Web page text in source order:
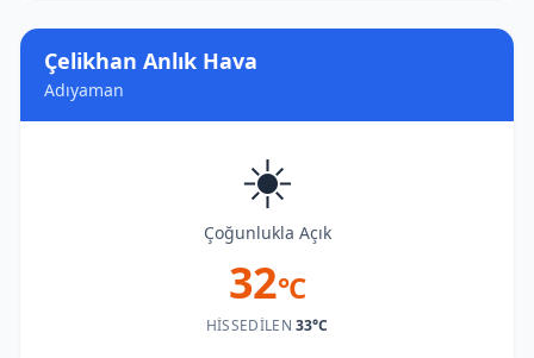
Çelikhan Anlık Hava
Adıyaman
☀️
Çoğunlukla Açık
32°C
HISSEDILEN33°C